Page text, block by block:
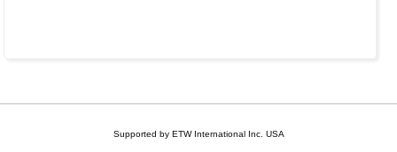
Supported by ETW International Inc. USA